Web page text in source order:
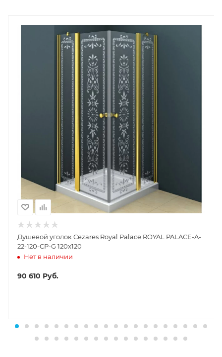
Душевой уголок Cezares Royal Palace ROYAL PALACE-A-
22-120-CP-G 120х120
Нет в наличии
90 610 Руб.